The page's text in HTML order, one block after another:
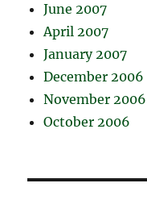
June 2007
April 2007
January 2007
December 2006
November 2006
October 2006